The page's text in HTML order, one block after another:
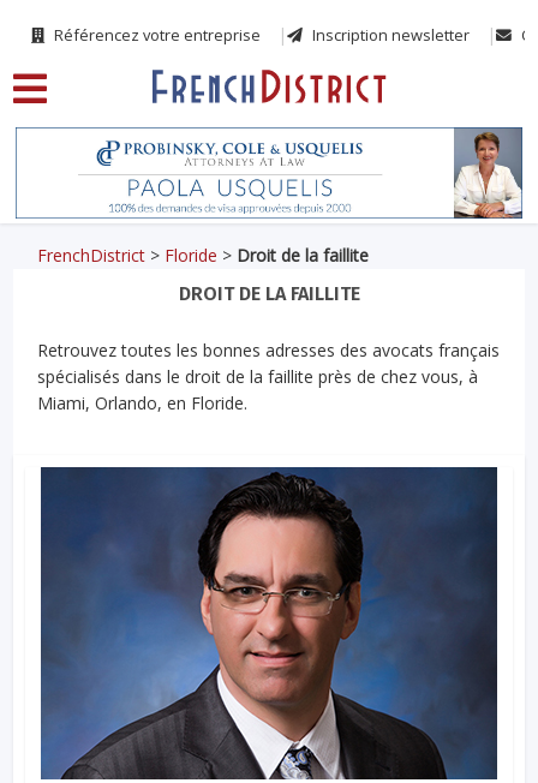
Référencez votre entreprise Inscription newsletter
FrenchDistrict > Floride > Droit de la faillite
DROIT DE LA FAILLITE
Retrouvez toutes les bonnes adresses des avocats français
spécialisés dans le droit de la faillite près de chez vous, à
Miami, Orlando, en Floride.